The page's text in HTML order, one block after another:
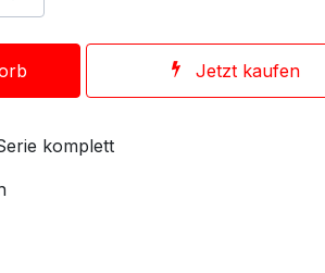
Jetzt kaufen
komplett